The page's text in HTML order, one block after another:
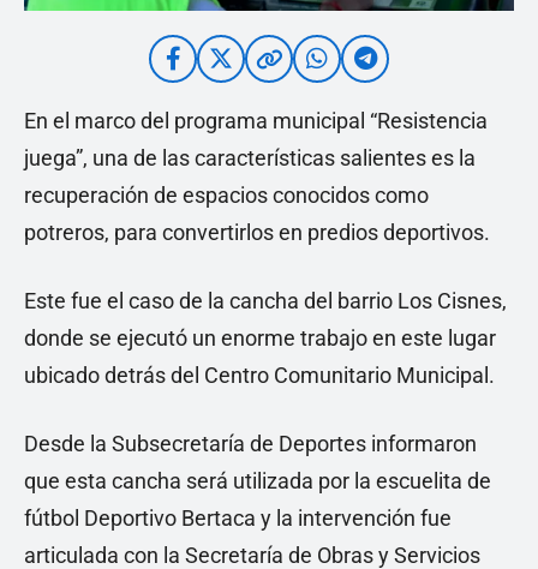
En el marco del programa municipal “Resistencia
juega”, una de las características salientes es la
recuperación de espacios conocidos como
potreros, para convertirlos en predios deportivos.
Este fue el caso de la cancha del barrio Los Cisnes,
donde se ejecutó un enorme trabajo en este lugar
ubicado detrás del Centro Comunitario Municipal.
Desde la Subsecretaría de Deportes informaron
que esta cancha será utilizada por la escuelita de
fútbol Deportivo Bertaca y la intervención fue
articulada con la Secretaría de Obras y Servicios